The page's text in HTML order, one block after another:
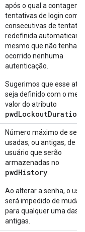
após o qual a contagem
tentativas de login com
consecutivas de
redefinida
mesmo que não tenha
ocorrido nenhuma
autenticação.
Sugerimos que esse
seja definido com o
valor do atributo
pwdLockoutDuration
Número máximo de
usadas, ou antigas, de
usuário que serão
armazenadas no
pwdHistory
Ao alterar a senha, o
será impedido de mudá-
para qualquer uma das
antigas.